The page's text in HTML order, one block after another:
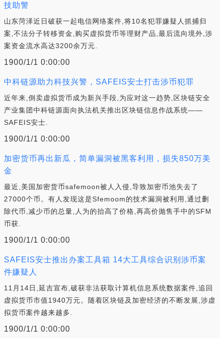
技助警
山东菏泽近日破获一起电信网络案件,将10名犯罪嫌疑人抓捕归
案,不法分子转移资金,购买虚拟货币等理财产品,最后流向境外,涉
案资金流水高达3200余万元.
1900/1/1 0:00:00
中科链源助力科技兴警，SAFEIS安士打击涉币犯罪
近年来,倒卖虚拟货币成为新兴手段,为应对这一趋势,区块链安全
产业集团中科链源面向执法机关推出区块链信息作战系统——
SAFEIS安士.
1900/1/1 0:00:00
加密货币再出新瓜，简单漏洞被黑客利用，损失850万美
金
最近,美国加密货币safemoon被人入侵,导致加密币池失去了
27000个币。有人发现这是Sfemoom的技术漏洞被利用,通过删
除代币,减少币的总量,人为的抬高了价格,再高价抛售手中的SFM
币获.
1900/1/1 0:00:00
SAFEIS安士推出办案工具箱 14大工具综合识别涉币案
件嫌疑人
11月14日,延吉宣布,破获非法获取计算机信息系统数据案件,追回
虚拟货币市值1940万元。随着区块链及加密经济的不断发展,涉虚
拟货币案件越来越多.
1900/1/1 0:00:00